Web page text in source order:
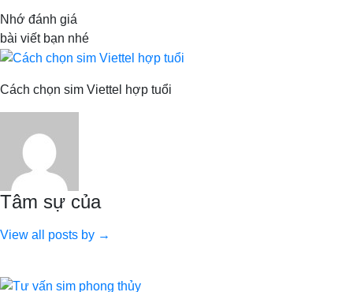
Nhớ đánh giá
bài viết bạn nhé
Cách chọn sim Viettel hợp tuổi
Tâm sự của
View all posts by →